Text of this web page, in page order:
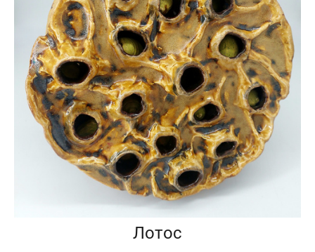
Лотос